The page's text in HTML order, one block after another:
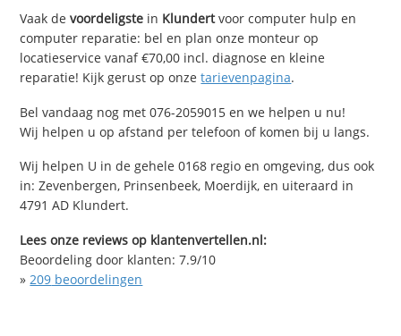
Vaak devoordeligste in Klundertvoor computer hulp en
computer reparatie: bel en plan onze monteur op
locatieservice vanaf €70,00 incl. diagnose en kleine
reparatie! Kijk gerust op onzetarievenpagina.
Bel vandaag nog met 076-2059015 en we helpen u nu!
Wij helpen u op afstand per telefoon of komen bij u langs.
Wij helpen U in de gehele 0168 regio en omgeving, dus ook
in: Zevenbergen, Prinsenbeek, Moerdijk, en uiteraard in
4791 AD Klundert.
Lees onze reviews op klantenvertellen.nl:
Beoordeling door klanten:7.9/10
»209 beoordelingen